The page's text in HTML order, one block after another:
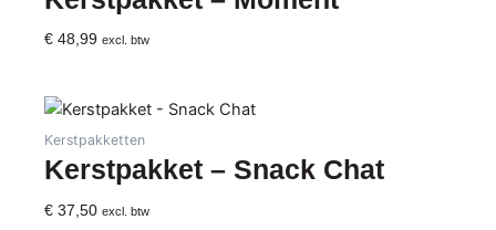
€ 48,99 excl. btw
Kerstpakketten
Kerstpakket – Snack Chat
€ 37,50 excl. btw